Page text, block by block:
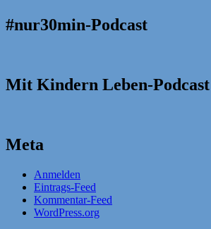
#nur30min-Podcast
Mit Kindern Leben-Podcast
Meta
Anmelden
Eintrags-Feed
Kommentar-Feed
WordPress.org